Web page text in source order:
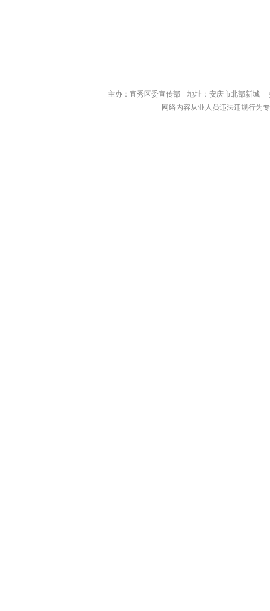
主办：宜秀区委宣传部 地址：安庆市北
网络内容从业人员违法违规行